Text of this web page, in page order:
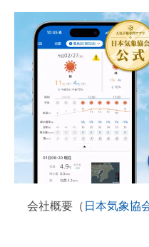
会社概要（ 日本気象協